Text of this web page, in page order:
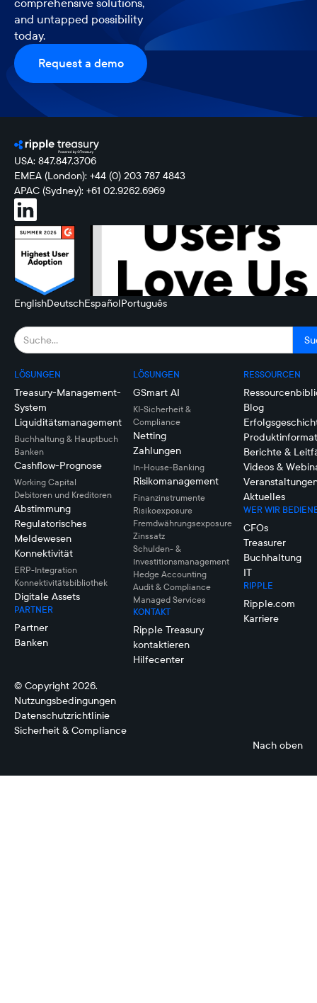
comprehensive solutions,
and untapped possibility
today.
Request a demo
USA: 847.847.3706
EMEA (London): +44 (0) 203 787 4843
APAC (Sydney): +61 02.9262.6969
EnglishDeutschEspañolPortuguês
LÖSUNGEN
Treasury-Management-
System
Liquiditätsmanagement
Buchhaltung & Hauptbuch
Banken
Cashflow-Prognose
Working Capital
Debitoren und Kreditoren
Abstimmung
Regulatorisches
Meldewesen
Konnektivität
ERP-Integration
Konnektivitätsbibliothek
Digitale Assets
PARTNER
Partner
Banken
LÖSUNGEN
GSmart AI
KI-Sicherheit &
Compliance
Netting
Zahlungen
In-House-Banking
Risikomanagement
Finanzinstrumente
Risikoexposure
Fremdwährungsexposure
Zinssatz
Schulden- &
Investitionsmanagement
Hedge Accounting
Audit & Compliance
Managed Services
KONTAKT
Ripple Treasury
kontaktieren
Hilfecenter
RESSOURCEN
Blog
Berichte &
Videos &
Aktuelles
WER WIR
CFOs
Treasurer
Buchhaltung
IT
RIPPLE
Ripple.com
Karriere
© Copyright 2026.
Nutzungsbedingungen
Datenschutzrichtlinie
Sicherheit & Compliance
Nach oben